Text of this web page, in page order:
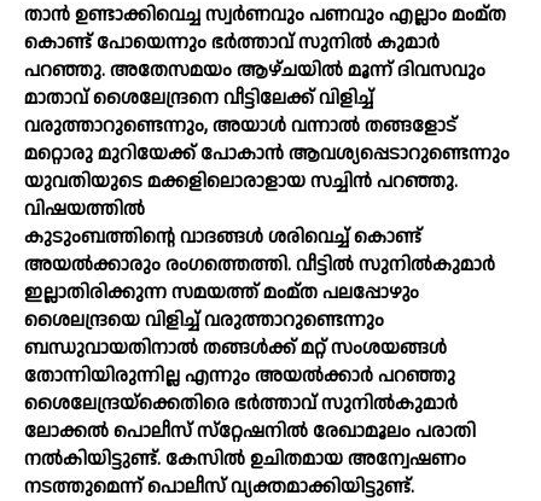
താൻ ഉണ്ടാക്കിവെച്ച സ്വർണവും പണവും എല്ലാം മംമ്ത
കൊണ്ട് പോയെന്നും ഭർത്താവ് സുനില്‍ കുമാർ
പറഞ്ഞു. അതേസമയം ആഴ്ചയില്‍ മൂന്ന് ദിവസവും
മാതാവ് ശൈലേന്ദ്രനെ വീട്ടിലേക്ക് വിളിച്ച്‌
വരുത്താറുണ്ടെന്നും, അയാള്‍ വന്നാല്‍ തങ്ങളോട്
മറ്റൊരു മുറിയേക്ക് പോകാൻ ആവശ്യപ്പെടാറുണ്ടെന്നും
യുവതിയുടെ മക്കളിലൊരാളായ സച്ചിൻ പറഞ്ഞു.
വിഷയത്തില്‍
കുടുംബത്തിന്റെ വാദങ്ങള്‍ ശരിവെച്ച്‌ കൊണ്ട്
അയല്‍ക്കാരും രംഗത്തെത്തി. വീട്ടില്‍ സുനില്‍കുമാർ
ഇല്ലാതിരിക്കുന്ന സമയത്ത് മംമ്ത പലപ്പോഴും
ശൈലന്ദ്രയെ വിളിച്ച്‌ വരുത്താറുണ്ടെന്നും
ബന്ധുവായതിനാല്‍ തങ്ങള്‍ക്ക് മറ്റ് സംശയങ്ങള്‍
തോന്നിയിരുന്നില്ല എന്നും അയല്‍ക്കാർ പറഞ്ഞു
ശൈലേന്ദ്രയ്‌ക്കെതിരെ ഭർത്താവ് സുനില്‍കുമാർ
ലോക്കല്‍ പൊലീസ് സ്‌റ്റേഷനില്‍ രേഖാമൂലം പരാതി
നല്‍കിയിട്ടുണ്ട്. കേസില്‍ ഉചിതമായ അന്വേഷണം
നടത്തുമെന്ന് പൊലീസ് വ്യക്തമാക്കിയിട്ടുണ്ട്.